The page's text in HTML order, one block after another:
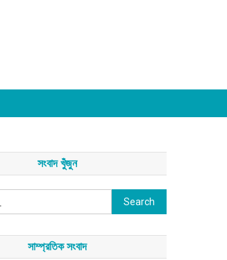
সংবাদ খুঁজুন
Search
সাম্প্রতিক সংবাদ